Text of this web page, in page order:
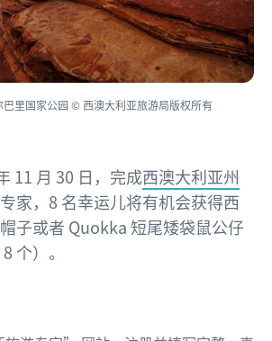
里国家公园 © 西澳大利亚旅游局版权所有
11 月 30 日，完成西澳大利亚州
家，8 名幸运儿将有机会获得西
子或者 Quokka 短尾矮袋鼠公仔
个）。